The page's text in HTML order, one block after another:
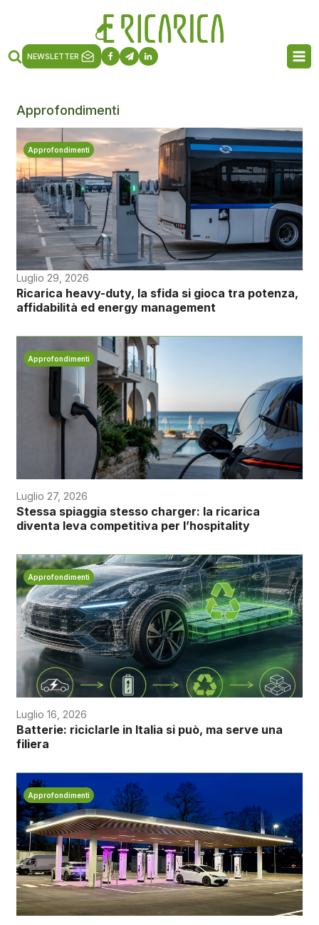
NEWSLETTER
Approfondimenti
Approfondimenti
Luglio 29, 2026
Ricarica heavy-duty, la sfida si gioca tra potenza,
affidabilità ed energy management
Approfondimenti
Luglio 27, 2026
Stessa spiaggia stesso charger: la ricarica
diventa leva competitiva per l’hospitality
Approfondimenti
Luglio 16, 2026
Batterie: riciclarle in Italia si può, ma serve una
filiera
Approfondimenti